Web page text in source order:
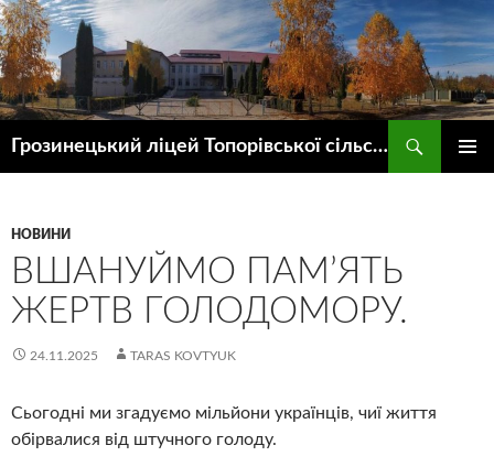
Грозинецький ліцей Топорівської сільської ради
НОВИНИ
ВШАНУЙМО ПАМ’ЯТЬ
ЖЕРТВ ГОЛОДОМОРУ.
24.11.2025 TARAS KOVTYUK
Сьогодні ми згадуємо мільйони українців, чиї життя
обірвалися від штучного голоду.